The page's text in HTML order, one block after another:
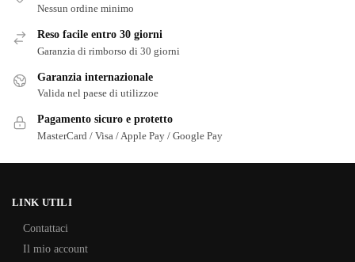
Nessun ordine minimo
Reso facile entro 30 giorni
Garanzia di rimborso di 30 giorni
Garanzia internazionale
Valida nel paese di utilizzoe
Pagamento sicuro e protetto
MasterCard / Visa / Apple Pay / Google Pay
LINK UTILI
Contattaci
Il mio account